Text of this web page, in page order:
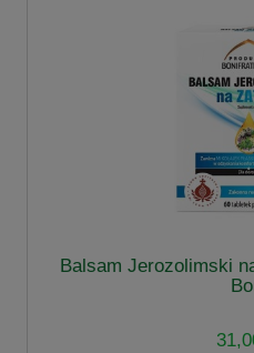
Balsam Jerozolimski